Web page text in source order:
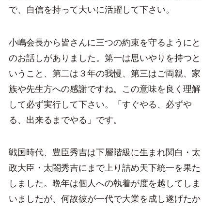
で、自信を持って大いに活躍して下さい。
小嶋会長から皆さんに三つの約束を守るようにと
のお話しがありました。第一は思いやりを持つと
いうこと、第二は３年の我慢、第三はご両親、家
族や先生方への感謝ですね。この意味を良く理解
して必ず実行して下さい。「すぐやる、必ずや
る、出来るまでやる」です。
戦国時代、豊臣秀吉は下層階級に生まれ関白・太
政大臣・太閤秀吉にまで上り詰め天下統一を果た
しました。晩年は個人への執着が度を越してしま
いましたが、何故彼が一代で大業を成し遂げたか